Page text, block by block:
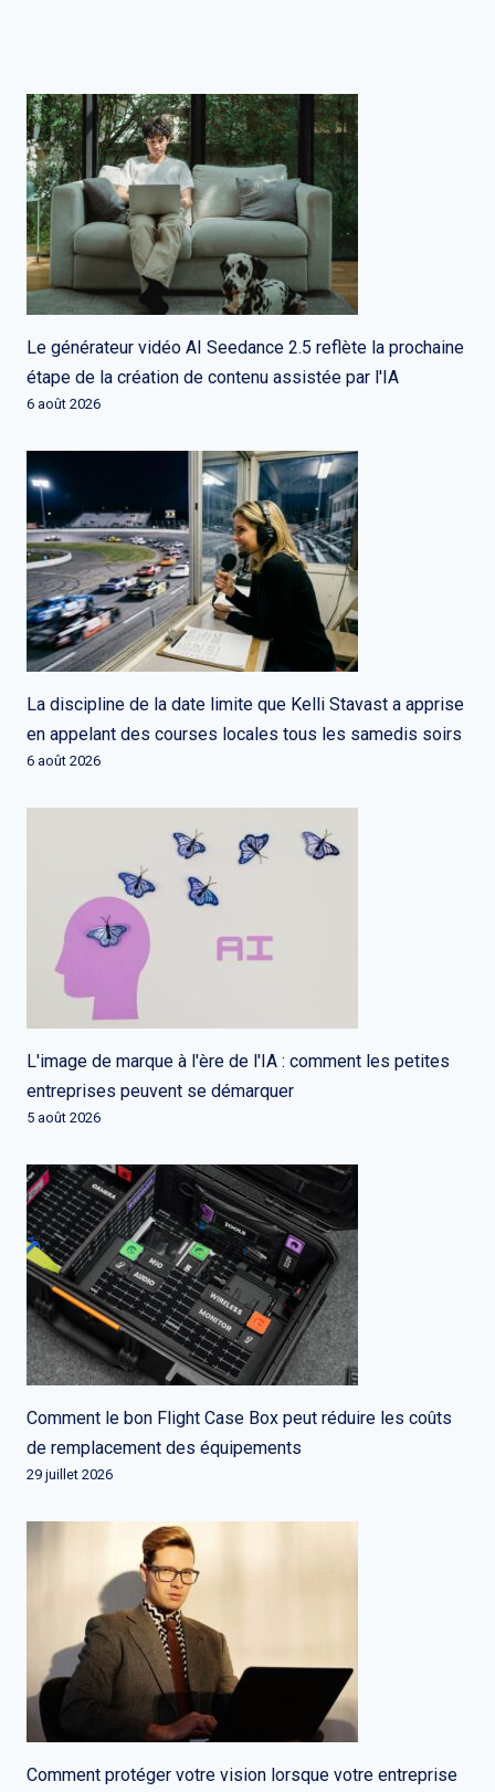
Le générateur vidéo AI Seedance 2.5 reflète la prochaine
étape de la création de contenu assistée par l'IA
6 août 2026
La discipline de la date limite que Kelli Stavast a apprise
en appelant des courses locales tous les samedis soirs
6 août 2026
L'image de marque à l'ère de l'IA : comment les petites
entreprises peuvent se démarquer
5 août 2026
Comment le bon Flight Case Box peut réduire les coûts
de remplacement des équipements
29 juillet 2026
Comment protéger votre vision lorsque votre entreprise